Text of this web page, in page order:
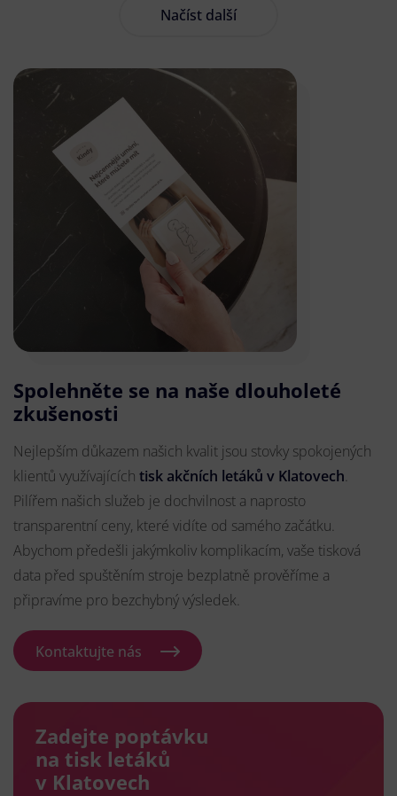
Načíst další
Spolehněte se na naše dlouholeté
zkušenosti
Nejlepším důkazem našich kvalit jsou stovky spokojených
klientů využívajících tisk akčních letáků v Klatovech.
Pilířem našich služeb je dochvilnost a naprosto
transparentní ceny, které vidíte od samého začátku.
Abychom předešli jakýmkoliv komplikacím, vaše tisková
data před spuštěním stroje bezplatně prověříme a
připravíme pro bezchybný výsledek.
Kontaktujte nás
Zadejte poptávku
na tisk letáků
v Klatovech